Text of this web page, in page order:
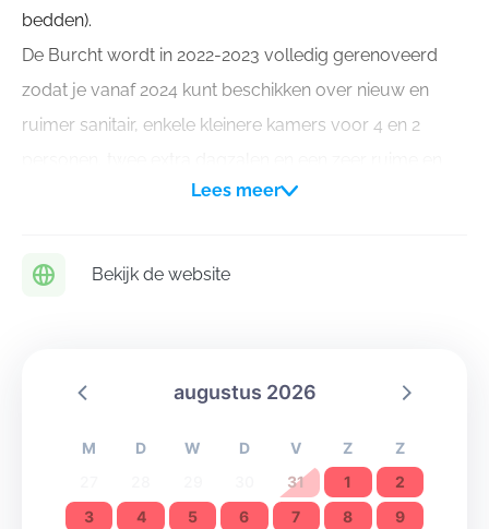
bedden).
De Burcht wordt in 2022-2023 volledig gerenoveerd
zodat je vanaf 2024 kunt beschikken over nieuw en
ruimer sanitair, enkele kleinere kamers voor 4 en 2
goed ingerichte keuken met koelcel.
Lees meer
Bekijk de website
augustus 2026
M D W D V Z
Z
31 1
2
3
4 5 6 7 8
9